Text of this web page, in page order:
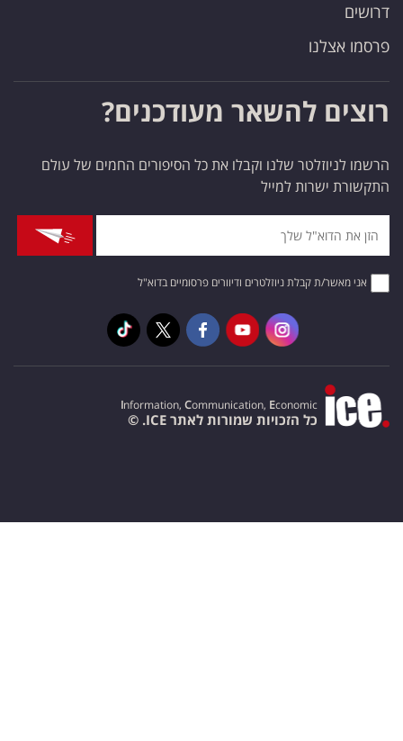
דרושים
פרסמו אצלנו
רוצים להשאר מעודכנים?
הרשמו לניוזלטר שלנו וקבלו את כל הסיפורים החמים של עולם
התקשורת ישרות למייל
אני מאשר/ת קבלת ניוזלטרים ודיוורים פרסומיים בדוא"ל
Information, Communication, Economic
כל הזכויות שמורות לאתר ICE. ©